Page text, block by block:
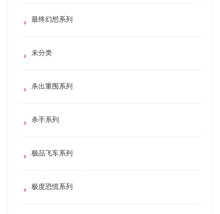
最终幻想系列
未分类
杀出重围系列
杀手系列
极品飞车系列
极度恐慌系列